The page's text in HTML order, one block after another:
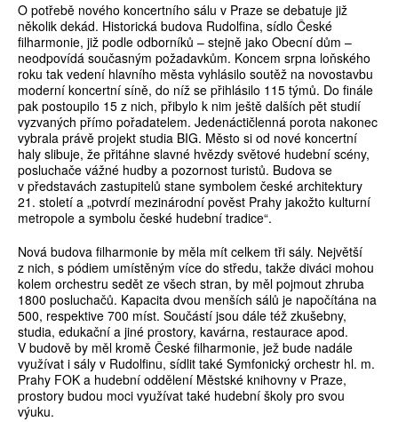
O potřebě nového koncertního sálu v Praze se debatuje již
několik dekád. Historická budova Rudolfina, sídlo České
filharmonie, již podle odborníků – stejně jako Obecní dům –
neodpovídá současným požadavkům. Koncem srpna loňského
roku tak vedení hlavního města vyhlásilo soutěž na novostavbu
moderní koncertní síně, do níž se přihlásilo 115 týmů. Do finále
pak postoupilo 15 z nich, přibylo k nim ještě dalších pět studií
vyzvaných přímo pořadatelem. Jedenáctičlenná porota nakonec
vybrala právě projekt studia BIG. Město si od nové koncertní
haly slibuje, že přitáhne slavné hvězdy světové hudební scény,
posluchače vážné hudby a pozornost turistů. Budova se
v představách zastupitelů stane symbolem české architektury
21. století a „potvrdí mezinárodní pověst Prahy jakožto kulturní
metropole a symbolu české hudební tradice“.
Nová budova filharmonie by měla mít celkem tři sály. Největší
z nich, s pódiem umístěným více do středu, takže diváci mohou
kolem orchestru sedět ze všech stran, by měl pojmout zhruba
1800 posluchačů. Kapacita dvou menších sálů je napočítána na
500, respektive 700 míst. Součástí jsou dále též zkušebny,
studia, edukační a jiné prostory, kavárna, restaurace apod.
V budově by měl kromě České filharmonie, jež bude nadále
využívat i sály v Rudolfinu, sídlit také Symfonický orchestr hl. m.
Prahy FOK a hudební oddělení Městské knihovny v Praze,
prostory budou moci využívat také hudební školy pro svou
výuku.